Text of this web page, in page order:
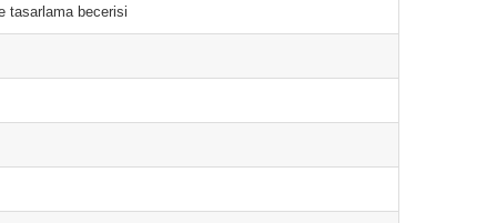
tasarlama becerisi